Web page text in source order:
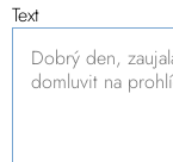
Text